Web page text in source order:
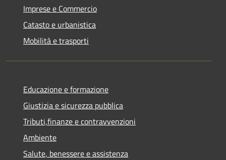
Imprese e Commercio
Catasto e urbanistica
Mobilità e trasporti
Educazione e formazione
Giustizia e sicurezza pubblica
Tributi,finanze e contravvenzioni
Ambiente
Salute, benessere e assistenza